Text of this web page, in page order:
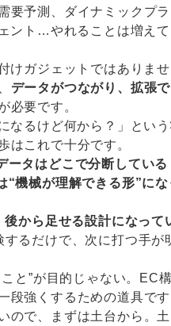
要予測、ダイナミックプ
ント…やれることは増えて
けガジェットではありませ
データがつながり、拡張
必要です。
なるけど何から？」とい
はこれで十分です。
ータはどこで分断している
“機械が理解できる形”に
から足せる設計になって
するだけで、次に打つ手が
と”が目的じゃない。EC
段強くするための道具です
ので、まずは土台から。